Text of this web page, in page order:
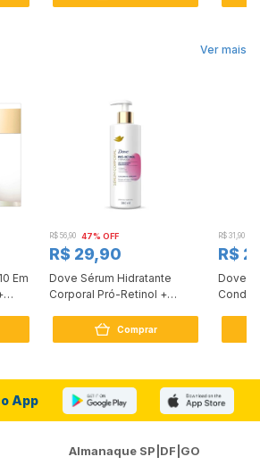
Ver mais
Em
R$ 56,90 47% OFF
R$ 29,90
Dove Sérum Hidratante
Corporal Pró-Retinol +
Comprar
R$ 31,90
R$
Dove
App
Almanaque SP|DF|GO